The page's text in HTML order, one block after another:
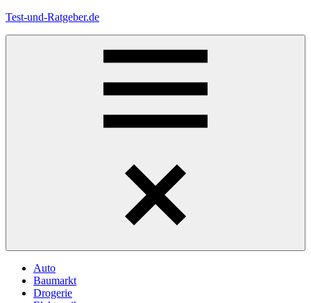
Zum
Test-und-Ratgeber.de
Auto
Baumarkt
Drogerie